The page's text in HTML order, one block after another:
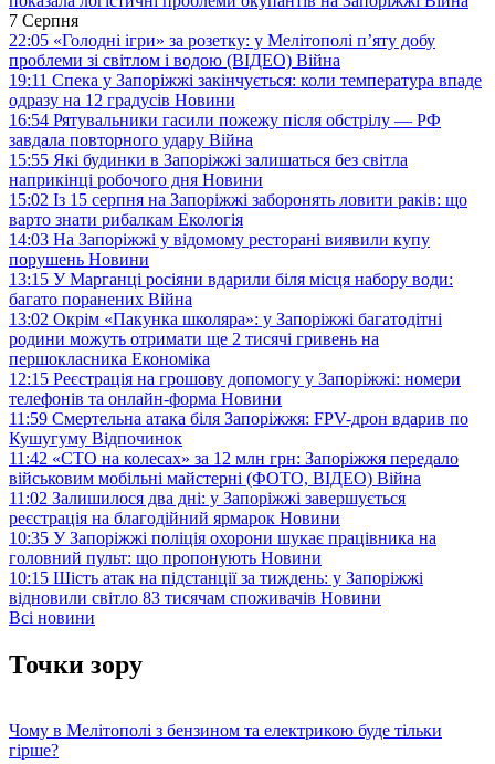
7 Серпня
22:05 «Голодні ігри» за розетку: у Мелітополі п’яту добу
проблеми зі світлом і водою (ВІДЕО) Війна
19:11 Спека у Запоріжжі закінчується: коли температура впаде
одразу на 12 градусів Новини
16:54 Рятувальники гасили пожежу після обстрілу — РФ
завдала повторного удару Війна
15:55 Які будинки в Запоріжжі залишаться без світла
наприкінці робочого дня Новини
15:02 Із 15 серпня на Запоріжжі заборонять ловити раків: що
варто знати рибалкам Екологія
14:03 На Запоріжжі у відомому ресторані виявили купу
порушень Новини
13:15 У Марганці росіяни вдарили біля місця набору води:
багато поранених Війна
13:02 Окрім «Пакунка школяра»: у Запоріжжі багатодітні
родини можуть отримати ще 2 тисячі гривень на
першокласника Економіка
12:15 Реєстрація на грошову допомогу у Запоріжжі: номери
телефонів та онлайн-форма Новини
11:59 Смертельна атака біля Запоріжжя: FPV-дрон вдарив по
Кушугуму Відпочинок
11:42 «СТО на колесах» за 12 млн грн: Запоріжжя передало
військовим мобільні майстерні (ФОТО, ВІДЕО) Війна
11:02 Залишилося два дні: у Запоріжжі завершується
реєстрація на благодійний ярмарок Новини
10:35 У Запоріжжі поліція охорони шукає працівника на
головний пульт: що пропонують Новини
10:15 Шість атак на підстанції за тиждень: у Запоріжжі
відновили світло 83 тисячам споживачів Новини
Всі новини
Точки зору
Чому в Мелітополі з бензином та електрикою буде тільки
гірше?